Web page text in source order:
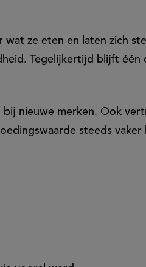
wat ze eten en laten zich
Tegelijkertijd blijft één
bij nieuwe merken. Ook
steeds vaker